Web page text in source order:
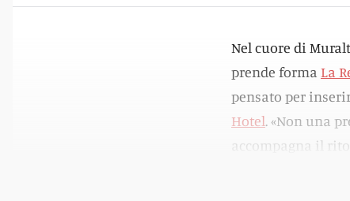
Nel cuore di
prende forma La
pensato per
Hotel. «Non una
accompagna il